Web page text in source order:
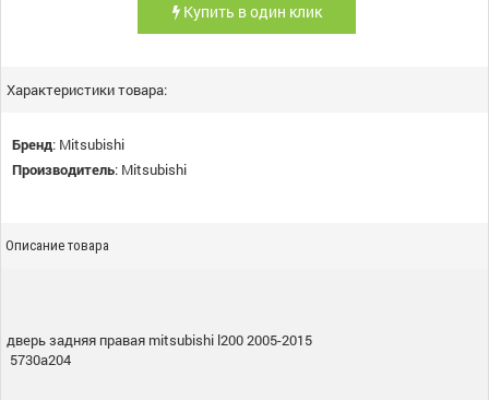
Купить в один клик
Характеристики товара:
Бренд: Mitsubishi
Производитель: Mitsubishi
Описание товара
дверь задняя правая mitsubishi l200 2005-2015
5730a204